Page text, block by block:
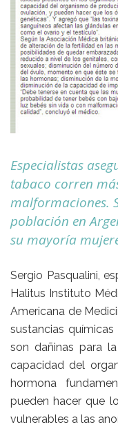
Especialistas
tabaco corren
malformaciones.
población en
su mayoría
Sergio Pasqualini,
Halitus Instituto
Americana de
sustancias
son dañinas para
capacidad del
hormona
pueden hacer que
vulnerables a las